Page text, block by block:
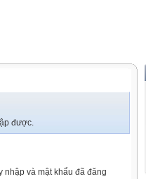
được.
nhập và mật khẩu đã đăng